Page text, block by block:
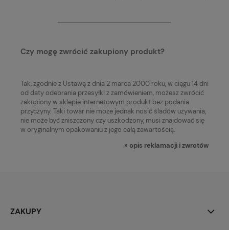
Czy mogę zwrócić zakupiony produkt?
Tak, zgodnie z Ustawą z dnia 2 marca 2000 roku, w ciągu 14 dni
od daty odebrania przesyłki z zamówieniem, możesz zwrócić
zakupiony w sklepie internetowym produkt bez podania
przyczyny. Taki towar nie może jednak nosić śladów używania,
nie może być zniszczony czy uszkodzony, musi znajdować się
w oryginalnym opakowaniu z jego całą zawartością.
» opis reklamacji i zwrotów
ZAKUPY